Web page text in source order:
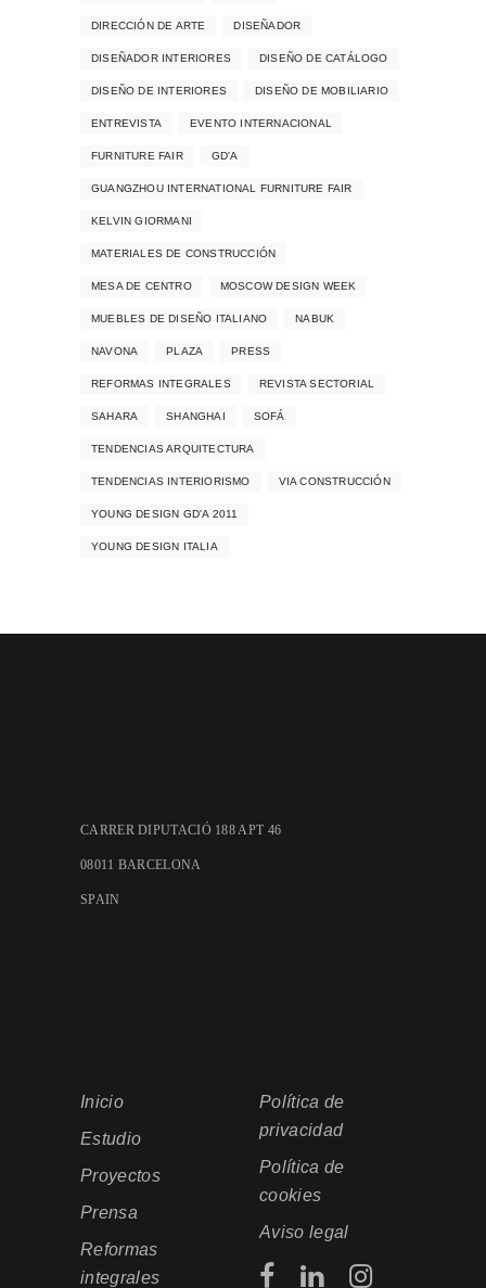
DIRECCIÓN DE ARTE DISEÑADOR
DISEÑADOR INTERIORES DISEÑO DE CATÁLOGO
DISEÑO DE INTERIORES DISEÑO DE MOBILIARIO
ENTREVISTA EVENTO INTERNACIONAL
FURNITURE FAIR GD'A
GUANGZHOU INTERNATIONAL FURNITURE FAIR
KELVIN GIORMANI
MATERIALES DE CONSTRUCCIÓN
MESA DE CENTRO MOSCOW DESIGN WEEK
MUEBLES DE DISEÑO ITALIANO NABUK
NAVONA PLAZA PRESS
REFORMAS INTEGRALES REVISTA SECTORIAL
SAHARA SHANGHAI SOFÁ
TENDENCIAS ARQUITECTURA
TENDENCIAS INTERIORISMO VIA CONSTRUCCIÓN
YOUNG DESIGN GD'A 2011
YOUNG DESIGN ITALIA
CARRER DIPUTACIÓ 188 APT 46
08011 BARCELONA
SPAIN
Inicio
Estudio
Proyectos
Prensa
Reformas
integrales
Política de
privacidad
Política de
cookies
Aviso legal